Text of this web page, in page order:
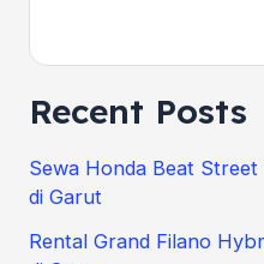
Recent Posts
Sewa Honda Beat
di Garut
Rental Grand Filano